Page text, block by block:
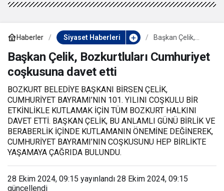
Haberler Siyaset Haberleri
Başkan Çelik,
Cumhuriyet
coşkusuna davet
Başkan Çelik, Bozkurtluları Cumhuriyet
coşkusuna davet etti
BOZKURT BELEDİYE BAŞKANI BİRSEN ÇELİK,
CUMHURİYET BAYRAMI’NIN 101. YILINI COŞKULU BİR
ETKİNLİKLE KUTLAMAK İÇİN TÜM BOZKURT HALKINI
DAVET ETTİ. BAŞKAN ÇELİK, BU ANLAMLI GÜNÜ BİRLİK VE
BERABERLİK İÇİNDE KUTLAMANIN ÖNEMİNE DEĞİNEREK,
CUMHURİYET BAYRAMI’NIN COŞKUSUNU HEP BİRLİKTE
YAŞAMAYA ÇAĞRIDA BULUNDU.
28 Ekim 2024, 09:15 yayınlandı 28 Ekim 2024, 09:15
güncellendi